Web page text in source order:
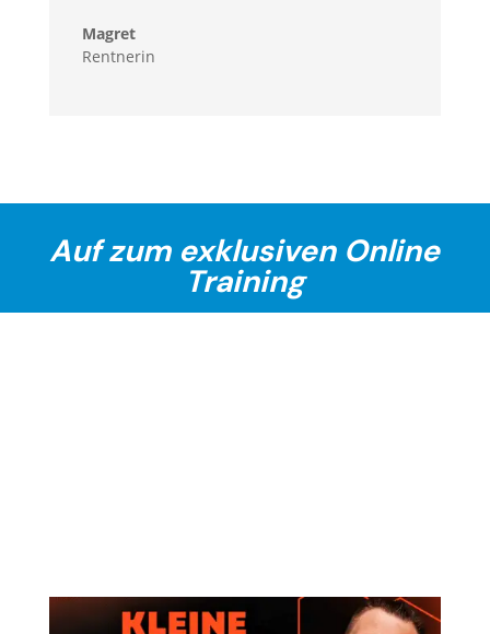
Magret
Rentnerin
Auf zum exklusiven Online
Training